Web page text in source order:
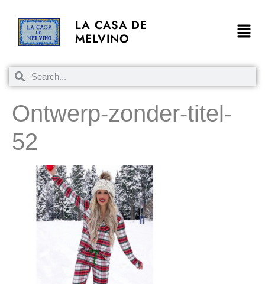
LA CASA DE
MELVINO
Ontwerp-zonder-titel-
52